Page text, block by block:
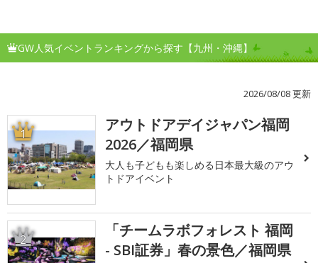
GW人気イベントランキングから探す【九州・沖縄】
2026/08/08 更新
1
アウトドアデイジャパン福岡
2026／福岡県
大人も子どもも楽しめる日本最大級のアウ
トドアイベント
2
「チームラボフォレスト 福岡
- SBI証券」春の景色／福岡県